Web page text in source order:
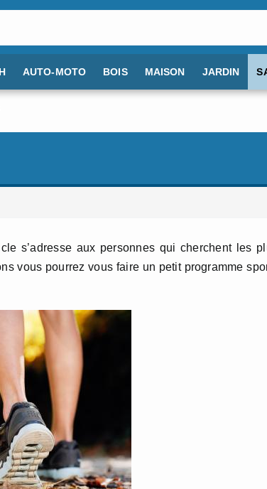
AUTO-MOTO BOIS MAISON JARDIN
s’adresse aux personnes qui cherchent les
vous pourrez vous faire un petit programme